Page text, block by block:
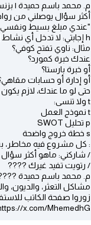
م. محمد باسم حميدة |
أكثر سؤال يوصلني من رواد
"عندي مبلغ بسيط
h إجابتي: لا تدخل أي نشاط إلا إذا عندك خبرة فيه أو في أحد جوانبه الأساسية.
مثال: ناوي تفتح كوفي؟
عندك خبرة كمورد؟
أو خبرة بارستا؟
أو إدارة أو حسابات
حتى لو ما عندك، لازم
t ولا تنسى:
t نموذج العمل
p تحليل SWOT
s خطة خروج واضحة
: كل مشروع فيه مخاطر،
/ شاركني: ماهو أكثر
/ رتويت تفيد غيرك ????
م. محمد باسم حميدة ????
مشاكل التعثر، والديون،
زوروا صفحة الكاتب
x.com/MhemedhG